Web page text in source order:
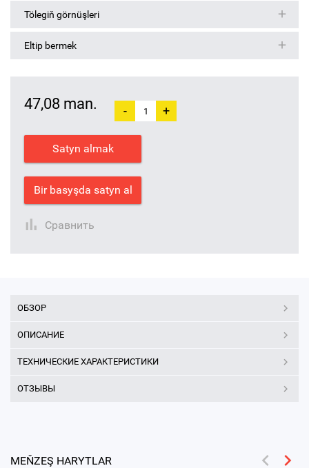
Tölegiň görnüşleri
Eltip bermek
47,08 man. - +
Satyn almak
Bir basyşda satyn al
Сравнить
ОБЗОР
ОПИСАНИЕ
ТЕХНИЧЕСКИЕ ХАРАКТЕРИСТИКИ
ОТЗЫВЫ
MEŇZEŞ HARYTLAR